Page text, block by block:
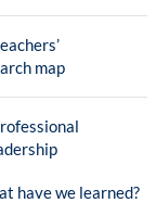
map
have we learned?